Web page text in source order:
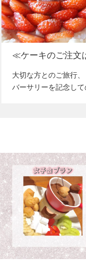
≪ケーキのご注文
大切な方とのご旅行
バーサリーを記念し